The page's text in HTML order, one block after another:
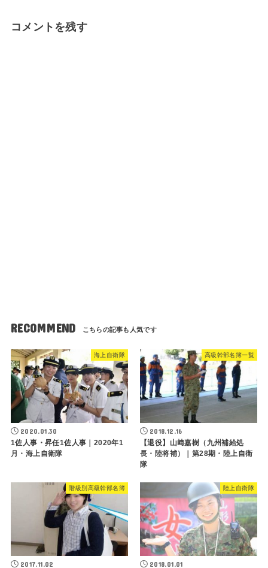
コメントを残す
RECOMMEND
海上自衛隊
2020.01.30
1佐人事・昇任1佐人事｜2020年1
月・海上自衛隊
高級幹部名簿一覧
2018.12.16
【退役】山﨑嘉樹（九州補給処
長・陸将補）｜第28期・陸上自衛
隊
階級別高級幹部名簿
2017.11.02
陸上自衛隊
2018.01.01